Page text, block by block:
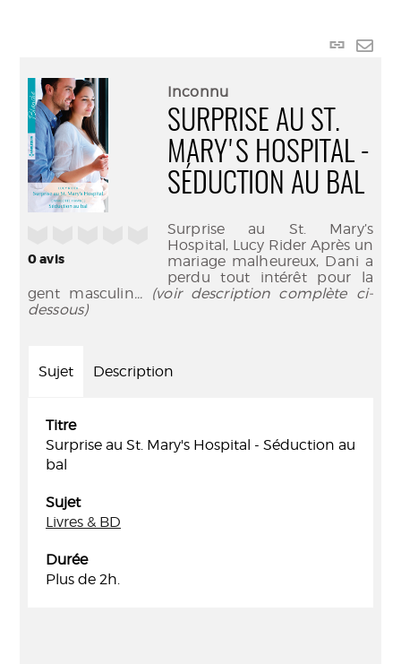
Lien
0avis
Inconnu
SURPRISE AU ST.
MARY'S HOSPITAL -
SÉDUCTION AU BAL
Surprise au St. Mary’s
Hospital, Lucy Rider Après un
mariage malheureux, Dani a
perdu tout intérêt pour la
gent masculin... (voir description complète ci-
dessous)
Sujet Description
Titre
Surprise au St. Mary's Hospital - Séduction au
bal
Sujet
Livres & BD
Durée
Plus de 2h.